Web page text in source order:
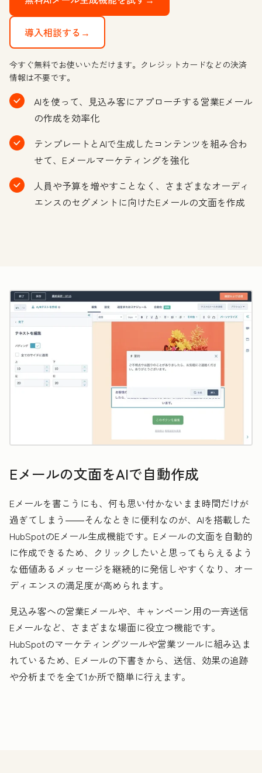
導入相談する→
今すぐ無料でお使いいただけます。クレジットカードなどの決済
情報は不要です。
AIを使って、見込み客にアプローチする営業Eメール
の作成を効率化
テンプレートとAIで生成したコンテンツを組み合わ
せて、Eメールマーケティングを強化
人員や予算を増やすことなく、さまざまなオーディ
エンスのセグメントに向けたEメールの文面を作成
Eメールの文面をAIで自動作成
Eメールを書こうにも、何も思い付かないまま時間だけが
過ぎてしまう――そんなときに便利なのが、AIを搭載した
HubSpotのEメール生成機能です。Eメールの文面を自動的
に作成できるため、クリックしたいと思ってもらえるよう
な価値あるメッセージを継続的に発信しやすくなり、オー
ディエンスの満足度が高められます。
見込み客への営業Eメールや、キャンペーン用の一斉送信
Eメールなど、さまざまな場面に役立つ機能です。
HubSpotのマーケティングツールや営業ツールに組み込ま
れているため、Eメールの下書きから、送信、効果の追跡
や分析までを全て1か所で簡単に行えます。